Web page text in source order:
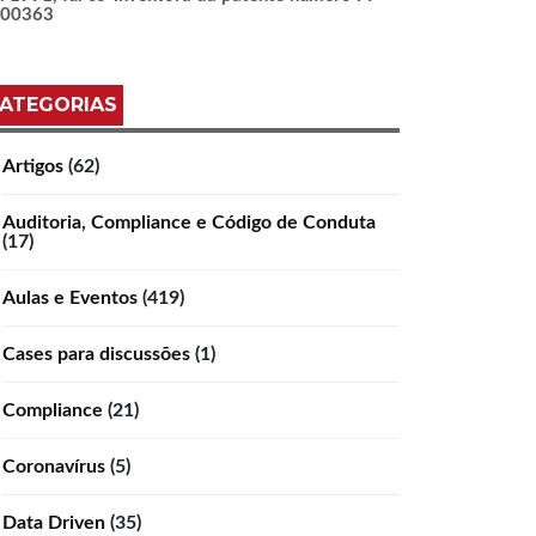
Artigos (62)
Auditoria, Compliance e Código de Conduta
(17)
Aulas e Eventos (419)
Cases para discussões (1)
Compliance (21)
Coronavírus (5)
Data Driven (35)